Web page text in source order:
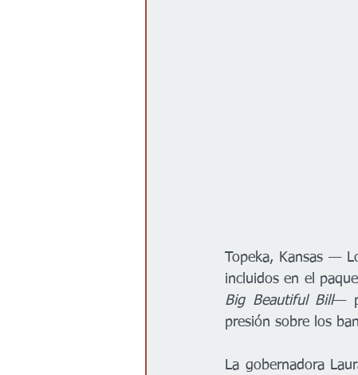
Topeka, Kansas —
incluidos en el
Big Beautiful Bill—
presión sobre los
La gobernadora